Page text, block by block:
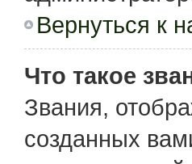
Вернуться к
Что такое
Звания,
созданных